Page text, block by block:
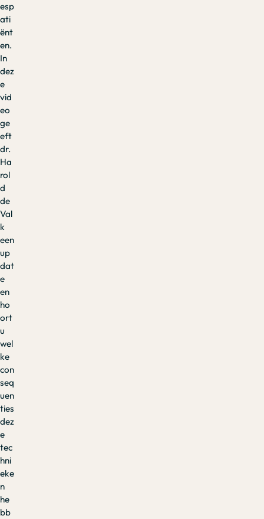
esp
ati
ënt
en.
In
dez
e
vid
eo
ge
eft
dr.
Ha
rol
d
de
Val
k
een
up
dat
e
en
ho
ort
u
wel
ke
con
seq
uen
ties
dez
e
tec
hni
eke
n
he
bb